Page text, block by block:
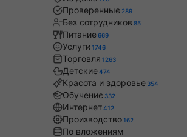
Проверенные 289
Без сотрудников 85
Питание669
Услуги 1746
Торговля 1263
Детские474
Красота и здоровье 354
Обучение 332
Интернет412
Производство162
По вложениям